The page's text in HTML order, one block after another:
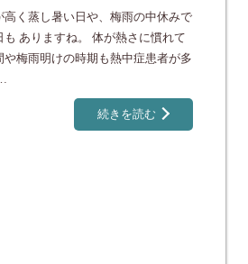
高く蒸し暑い日や、梅雨の中休みで
ありますね。 体が熱さに慣れて
や梅雨明けの時期も熱中症患者が多
続きを読む